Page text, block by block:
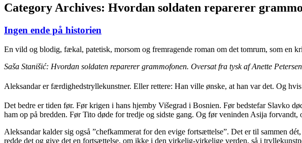
Category Archives: Hvordan soldaten reparerer
Ingen ende på historien
En vild og blodig, fækal, patetisk, morsom og fremragende roman om det tomrum, som en
Saša Stanišić: Hvordan soldaten reparerer grammofonen. Oversat fra tysk af Anette
Aleksandar er færdighedstryllekunstner. Eller rettere: Han ville ønske, at han var det. Og
Det bedre er tiden før. Før krigen i hans hjemby Višegrad i Bosnien. Før bedstefar Slavko
ham op på bredden. Før Tito døde for tredje og sidste gang. Og før veninden Asija
Aleksandar kalder sig også ”chefkammerat for den evige fortsættelse”. Det er til sammen
redde det og give det en fortsættelse, om ikke i den virkelig-virkelige verden, så i